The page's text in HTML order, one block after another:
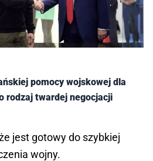
pomocy wojskowej dla
rodzaj twardej negocjacji
jest gotowy do szybkiej
wojny.